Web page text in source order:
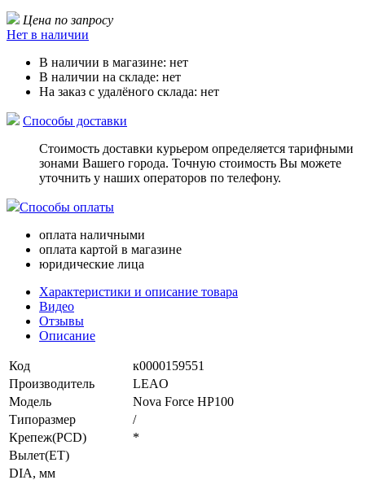
Цена по запросу
Нет в наличии
В наличии в магазине: нет
В наличии на складе: нет
На заказ с удалёного склада: нет
Способы доставки
Стоимость доставки курьером определяется тарифными
зонами Вашего города. Точную стоимость Вы можете
уточнить у наших операторов по телефону.
Способы оплаты
оплата наличными
оплата картой в магазине
юридические лица
Характеристики и описание товара
Видео
Отзывы
Описание
Код
к0000159551
Производитель
LEAO
Модель
Nova Force HP100
Типоразмер
/
Крепеж(PCD)
*
Вылет(ET)
DIA, мм